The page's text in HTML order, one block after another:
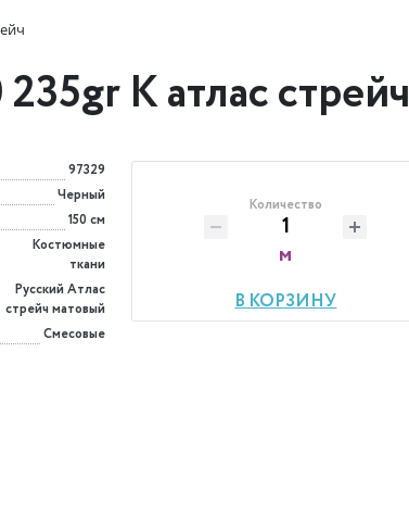
K атлас стрейч
97329
Черный
150 см
Костюмные
ткани
Русский Атлас
стрейч матовый
Смесовые
Количество
м
В КОРЗИНУ